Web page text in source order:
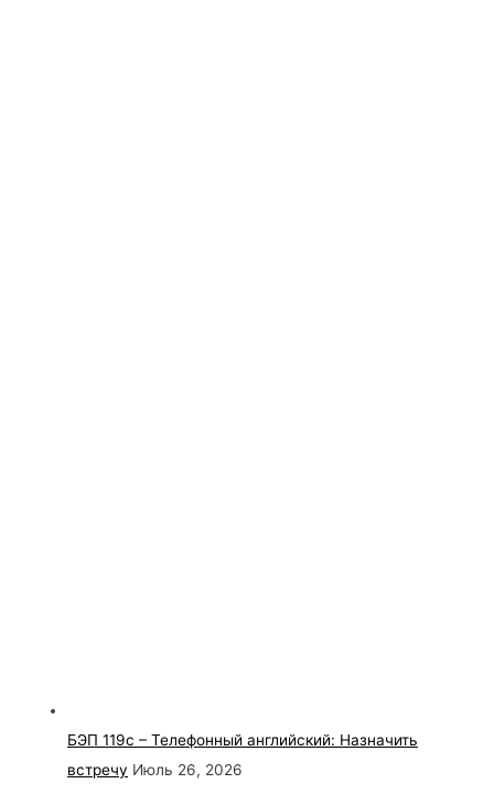
БЭП 119с – Телефонный английский: Назначить
встречу Июль 26, 2026